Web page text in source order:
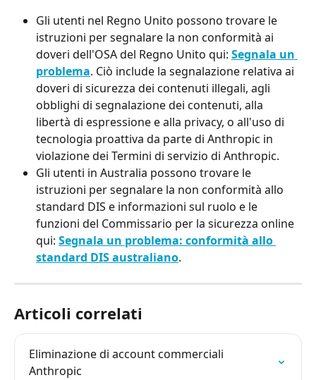
Gli utenti nel Regno Unito possono trovare le
istruzioni per segnalare la non conformità ai
doveri dell'OSA del Regno Unito qui: Segnala un
problema. Ciò include la segnalazione relativa ai
doveri di sicurezza dei contenuti illegali, agli
obblighi di segnalazione dei contenuti, alla
libertà di espressione e alla privacy, o all'uso di
tecnologia proattiva da parte di Anthropic in
violazione dei Termini di servizio di Anthropic.
Gli utenti in Australia possono trovare le
istruzioni per segnalare la non conformità allo
standard DIS e informazioni sul ruolo e le
funzioni del Commissario per la sicurezza online
qui: Segnala un problema: conformità allo
standard DIS australiano.
Articoli correlati
Eliminazione di account commerciali
Anthropic